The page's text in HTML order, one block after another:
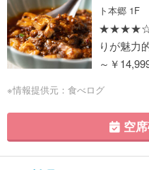
ト本郷 1F
りが魅力
～￥
※情報提供元：食べログ
空席